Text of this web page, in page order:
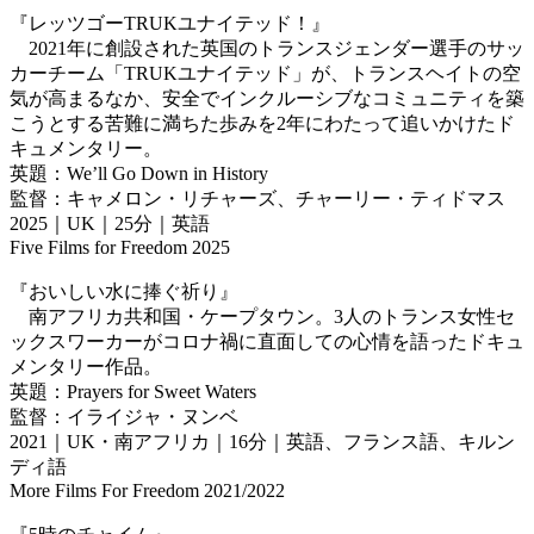
『レッツゴーTRUKユナイテッド！』
2021年に創設された英国のトランスジェンダー選手のサッ
カーチーム「TRUKユナイテッド」が、トランスヘイトの空
気が高まるなか、安全でインクルーシブなコミュニティを築
こうとする苦難に満ちた歩みを2年にわたって追いかけたド
キュメンタリー。
英題：We’ll Go Down in History
監督：キャメロン・リチャーズ、チャーリー・ティドマス
2025｜UK｜25分｜英語
Five Films for Freedom 2025
『おいしい水に捧ぐ祈り』
南アフリカ共和国・ケープタウン。3人のトランス女性セ
ックスワーカーがコロナ禍に直面しての心情を語ったドキュ
メンタリー作品。
英題：Prayers for Sweet Waters
監督：イライジャ・ヌンベ
2021｜UK・南アフリカ｜16分｜英語、フランス語、キルン
ディ語
More Films For Freedom 2021/2022